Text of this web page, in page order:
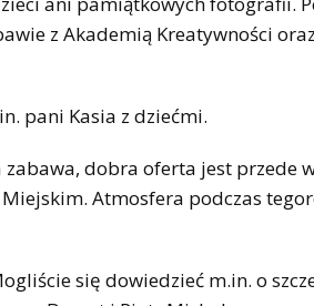
z Akademią Kreatywności
pani Kasia z dziećmi.
dobra oferta jest przede
Atmosfera podczas
się dowiedzieć m.in. o